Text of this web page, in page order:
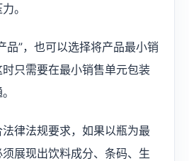
。
品”，也可以选择将产品最小销
只需要在最小销售单元包装
律法规要求，如果以瓶为最
展现出饮料成分、条码、生